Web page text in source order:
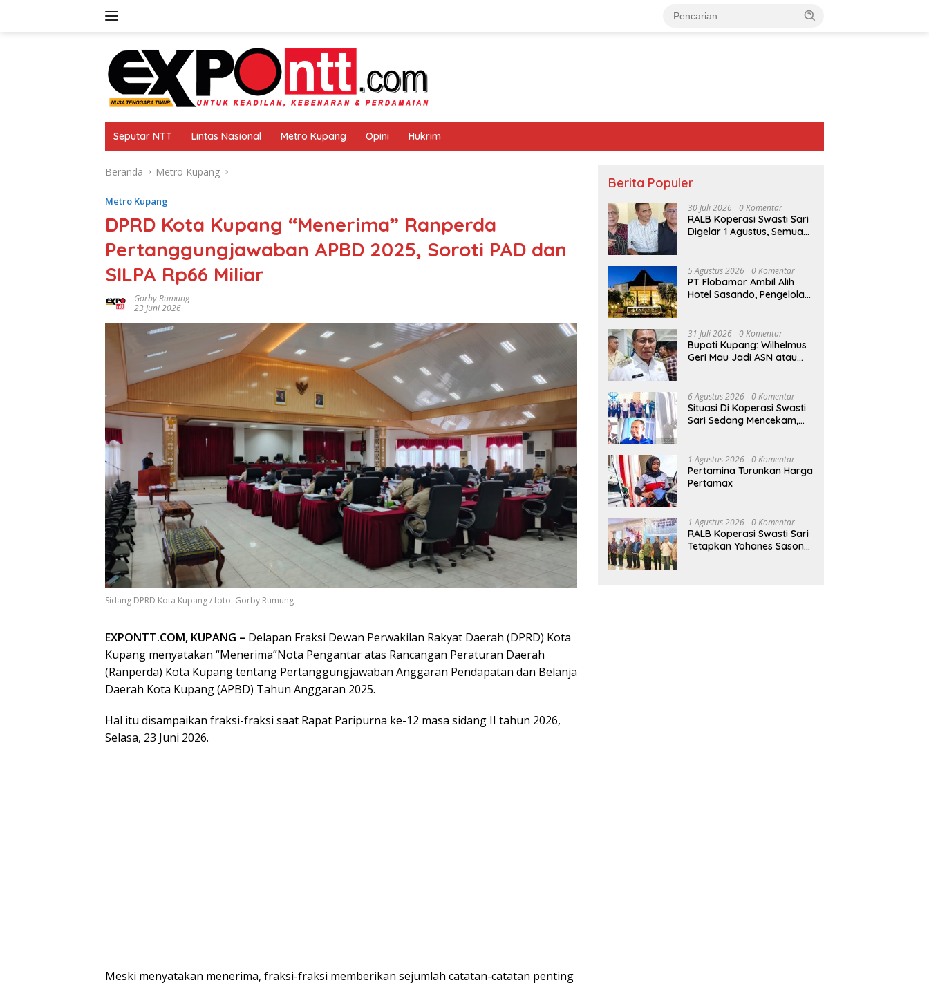
Seputar NTT Lintas Nasional Metro Kupang Opini Hukrim
Beranda Metro Kupang
Metro Kupang
DPRD Kota Kupang “Menerima” Ranperda
Pertanggungjawaban APBD 2025, Soroti PAD dan
SILPA Rp66 Miliar
Gorby Rumung
23 Juni 2026
Sidang DPRD Kota Kupang / foto: Gorby Rumung
EXPONTT.COM, KUPANG – Delapan Fraksi Dewan Perwakilan Rakyat Daerah (DPRD) Kota
Kupang menyatakan “Menerima”Nota Pengantar atas Rancangan Peraturan Daerah
(Ranperda) Kota Kupang tentang Pertanggungjawaban Anggaran Pendapatan dan Belanja
Daerah Kota Kupang (APBD) Tahun Anggaran 2025.
Hal itu disampaikan fraksi-fraksi saat Rapat Paripurna ke-12 masa sidang II tahun 2026,
Selasa, 23 Juni 2026.
Meski menyatakan menerima, fraksi-fraksi memberikan sejumlah catatan-catatan penting
Berita Populer
30 Juli 2026 0 Komentar
RALB Koperasi Swasti Sari
Digelar 1 Agustus, Semua
5 Agustus 2026 0 Komentar
PT Flobamor Ambil Alih
Hotel Sasando, Pengelola
Pemprov NTT
31 Juli 2026 0 Komentar
Bupati Kupang: Wilhelmus
Geri Mau Jadi ASN atau
6 Agustus 2026 0 Komentar
Situasi Di Koperasi Swasti
Sari Sedang Mencekam,
1 Agustus 2026 0 Komentar
Pertamina Turunkan Harga
Pertamax
1 Agustus 2026 0 Komentar
RALB Koperasi Swasti Sari
Tetapkan Yohanes Sason